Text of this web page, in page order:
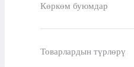
Көркөм буюмдар
Товарлардын түрлөрү